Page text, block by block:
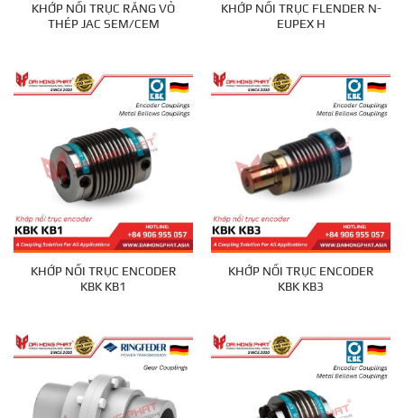
KHỚP NỐI TRỤC RĂNG VỎ
THÉP JAC SEM/CEM
KHỚP NỐI TRỤC FLENDER N-
EUPEX H
KHỚP NỐI TRỤC ENCODER
KBK KB1
KHỚP NỐI TRỤC ENCODER
KBK KB3